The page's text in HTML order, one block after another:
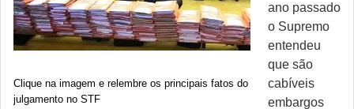
Clique na imagem e relembre os principais fatos do
julgamento no STF
ano passado
o Supremo
entendeu
que são
cabíveis
embargos